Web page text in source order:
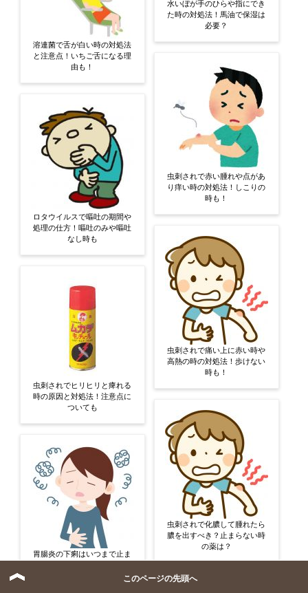
溶連菌で舌が白い時の対処法
と注意点！いちご舌になる理
由も！
ロタウイルスで嘔吐の期間や
処理の仕方！嘔吐のみや嘔吐
なし時も
虫刺されでヒリヒリと痺れる
時の原因と対処法！注意点に
ついても
胃腸炎の下痢はいつまで止ま
水いぼが手のひらや指にでき
た時の対処法！馬油で保湿は
必要？
虫刺されで赤い腫れや点があ
り痒い時の対処法！しこりの
時も！
虫刺されで痛い上に赤い時や
高熱の時の対処法！歩けない
時も！
虫刺されで化膿して腫れたら
膿を出すべき？止まらない時
の薬は？
このページの先頭へ